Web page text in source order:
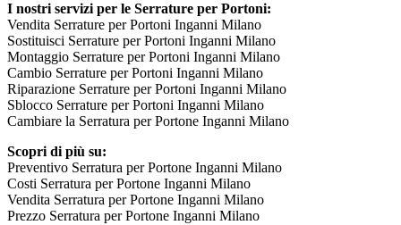
I nostri servizi per le Serrature per Portoni:
Vendita Serrature per Portoni Inganni Milano
Sostituisci Serrature per Portoni Inganni Milano
Montaggio Serrature per Portoni Inganni Milano
Cambio Serrature per Portoni Inganni Milano
Riparazione Serrature per Portoni Inganni Milano
Sblocco Serrature per Portoni Inganni Milano
Cambiare la Serratura per Portone Inganni Milano
Scopri di più su:
Preventivo Serratura per Portone Inganni Milano
Costi Serratura per Portone Inganni Milano
Vendita Serratura per Portone Inganni Milano
Prezzo Serratura per Portone Inganni Milano